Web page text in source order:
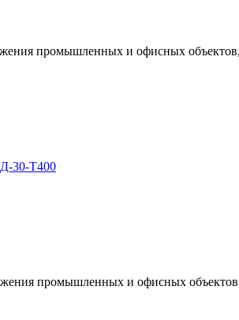
промышленных и офисных
30-Т400
промышленных и офисных